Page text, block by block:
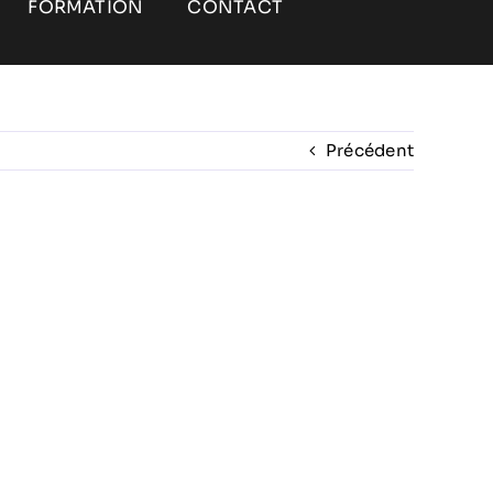
FORMATION CONTACT
Précédent